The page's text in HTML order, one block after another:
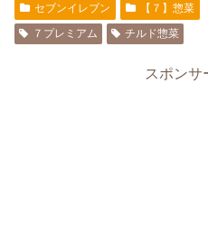
セブンイレブン 【７】惣菜
７プレミアム
チルド惣菜
スポンサ